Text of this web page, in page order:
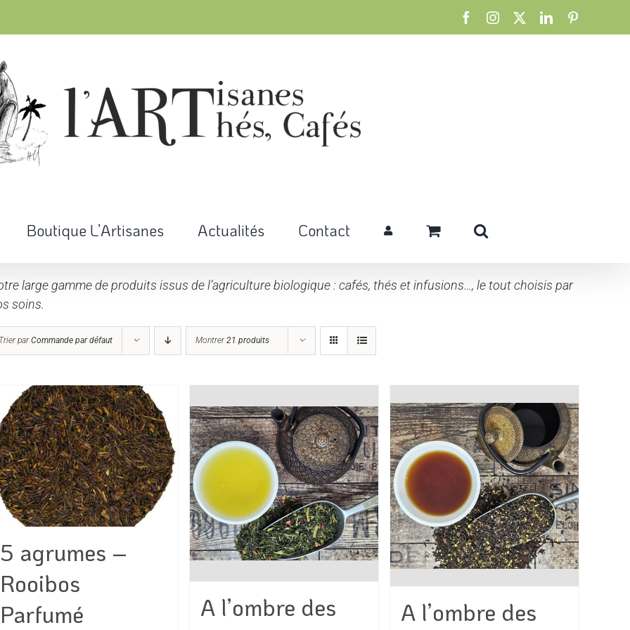
FacebookInstagram LinkedIn
Boutique L’Artisanes Actualités Contact
large gamme de produits issus de l’agriculture biologique : cafés, thés et infusions…, le tout choisis par
soins.
Trier parCommande par défaut Montrer21 produits
5 agrumes –
Rooibos
Parfumé
A l’ombre des
A l’ombre des